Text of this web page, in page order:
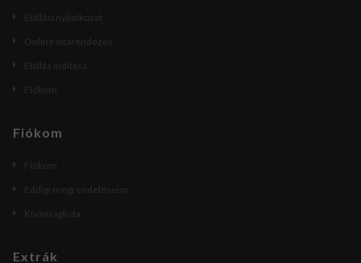
Elállási nyilatkozat
Online vitarendezés
Elállás indítása
Fiókom
Fiókom
Fiókom
Eddigi megrendeléseim
Kívánságlista
Extrák